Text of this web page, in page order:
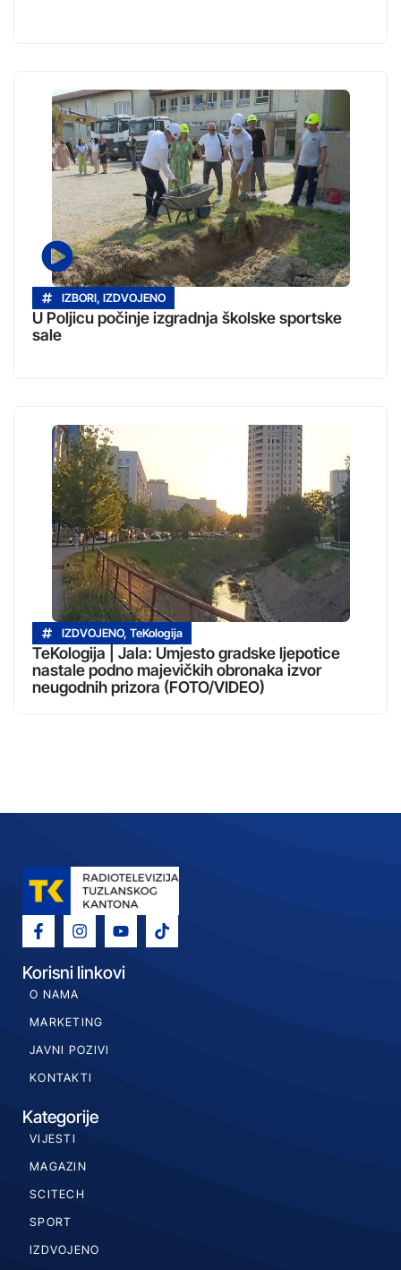
IZBORI, IZDVOJENO
U Poljicu počinje izgradnja školske sportske
sale
IZDVOJENO, TeKologija
TeKologija | Jala: Umjesto gradske ljepotice
nastale podno majevičkih obronaka izvor
neugodnih prizora (FOTO/VIDEO)
Korisni linkovi
O NAMA
MARKETING
JAVNI POZIVI
KONTAKTI
Kategorije
VIJESTI
MAGAZIN
SCITECH
SPORT
IZDVOJENO